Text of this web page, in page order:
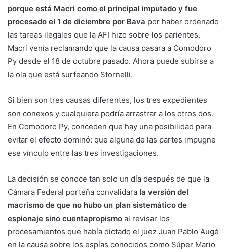
porque está Macri como el principal imputado y fue
procesado el 1 de diciembre por Bava por haber ordenado
las tareas ilegales que la AFI hizo sobre los parientes.
Macri venía reclamando que la causa pasara a Comodoro
Py desde el 18 de octubre pasado. Ahora puede subirse a
la ola que está surfeando Stornelli.
Si bien son tres causas diferentes, los tres expedientes
son conexos y cualquiera podría arrastrar a los otros dos.
En Comodoro Py, conceden que hay una posibilidad para
evitar el efecto dominó: que alguna de las partes impugne
ese vínculo entre las tres investigaciones.
La decisión se conoce tan solo un día después de que la
Cámara Federal porteña convalidara la versión del
macrismo de que no hubo un plan sistemático de
espionaje sino cuentapropismo al revisar los
procesamientos que había dictado el juez Juan Pablo Augé
en la causa sobre los espías conocidos como Súper Mario